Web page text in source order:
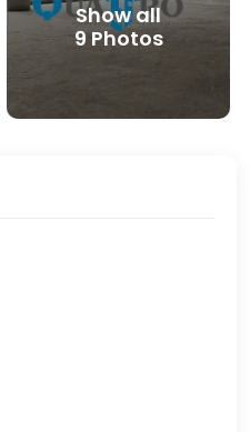
Show all
9 Photos